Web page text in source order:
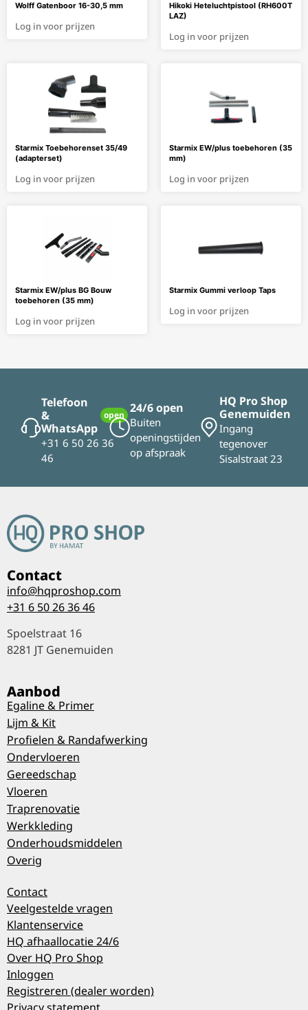
Wolff Gatenboor 16-30,5 mm
Log in voor prijzen
Hikoki Heteluchtpistool (RH600T
LAZ)
Log in voor prijzen
Starmix Toebehorenset 35/49
(adapterset)
Log in voor prijzen
Starmix EW/plus toebehoren (35
mm)
Log in voor prijzen
Starmix EW/plus BG Bouw
toebehoren (35 mm)
Log in voor prijzen
Starmix Gummi verloop Taps
Log in voor prijzen
Telefoon
&
WhatsApp
open
+31 6 50 26 36
46
24/6 open
Buiten
openingstijden
op afspraak
HQ Pro Shop
Genemuiden
Ingang
tegenover
Sisalstraat 23
Contact
info@hqproshop.com
+31 6 50 26 36 46
Spoelstraat 16
8281 JT Genemuiden
Aanbod
Egaline & Primer
Lijm & Kit
Profielen & Randafwerking
Ondervloeren
Gereedschap
Vloeren
Traprenovatie
Werkkleding
Onderhoudsmiddelen
Overig
Contact
Veelgestelde vragen
Klantenservice
HQ afhaallocatie 24/6
Over HQ Pro Shop
Inloggen
Registreren (dealer worden)